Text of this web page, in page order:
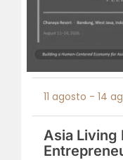
11 agosto - 14
Asia